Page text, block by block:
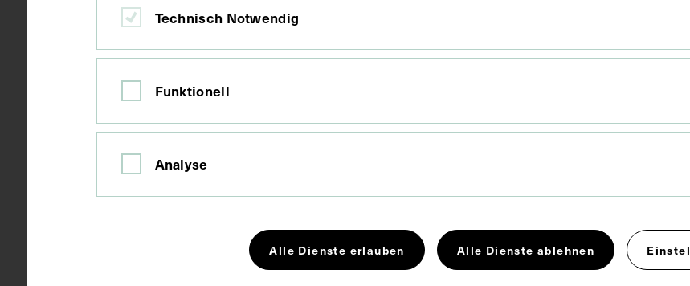
Material Papier
Technik Fotografie, Druck
Maße Seitenblatt 17,3 x 26,4 cm
Die Fotografien wurden von Martin Peter Gerlach senior
Technisch Notwendig
Funktionell
Analyse
Alle Dienste erlauben Alle Dienste ablehnen